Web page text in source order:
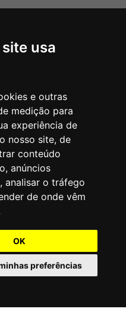
usa
e outras
medição para
experiência de
nosso site, de
conteúdo
anúncios
analisar o tráfego
de onde vêm
OK
preferências